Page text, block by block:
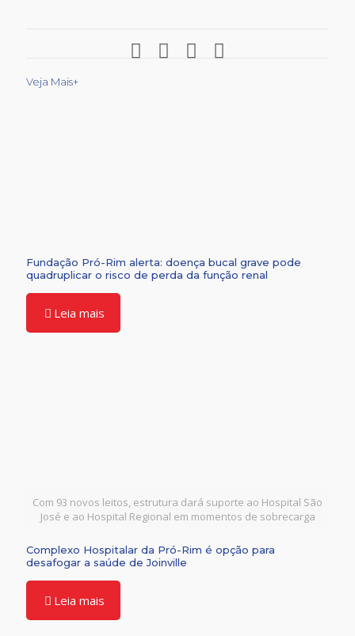
Veja Mais+
Fundação Pró-Rim alerta: doença bucal grave pode
quadruplicar o risco de perda da função renal
Leia mais
Com 93 novos leitos, estrutura dará suporte ao Hospital São
José e ao Hospital Regional em momentos de sobrecarga
Complexo Hospitalar da Pró-Rim é opção para
desafogar a saúde de Joinville
Leia mais